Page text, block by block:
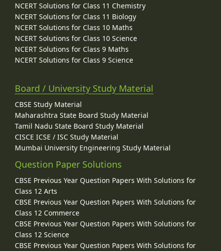
NCERT Solutions for Class 11 Chemistry
NCERT Solutions for Class 11 Biology
NCERT Solutions for Class 10 Maths
NCERT Solutions for Class 10 Science
NCERT Solutions for Class 9 Maths
NCERT Solutions for Class 9 Science
Board / University Study Material
CBSE Study Material
Maharashtra State Board Study Material
Tamil Nadu State Board Study Material
CISCE ICSE / ISC Study Material
Mumbai University Engineering Study Material
Question Paper Solutions
CBSE Previous Year Question Papers With Solutions for
Class 12 Arts
CBSE Previous Year Question Papers With Solutions for
Class 12 Commerce
CBSE Previous Year Question Papers With Solutions for
Class 12 Science
CBSE Previous Year Question Papers With Solutions for